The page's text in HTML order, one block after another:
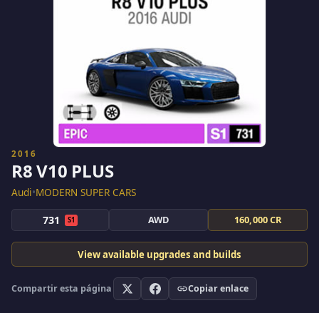
2016
R8 V10 PLUS
Audi•MODERN SUPER CARS
731 S1 AWD 160,000 CR
View available upgrades and builds
Compartir esta página Copiar enlace